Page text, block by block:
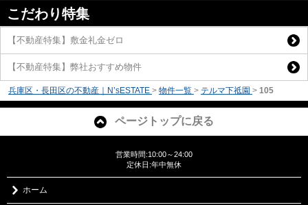
こだわり特集
【不動産特集】敷金礼金ゼロ
【不動産特集】弊社おすすめ物件
兵庫区・長田区の不動産｜N’sESTATE > 物件一覧 > テルマ下祗園 > 105
ページトップに戻る
営業時間:10:00～24:00
定休日:年中無休
ホーム